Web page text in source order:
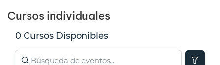
Cursos individuales
0 Cursos Disponibles